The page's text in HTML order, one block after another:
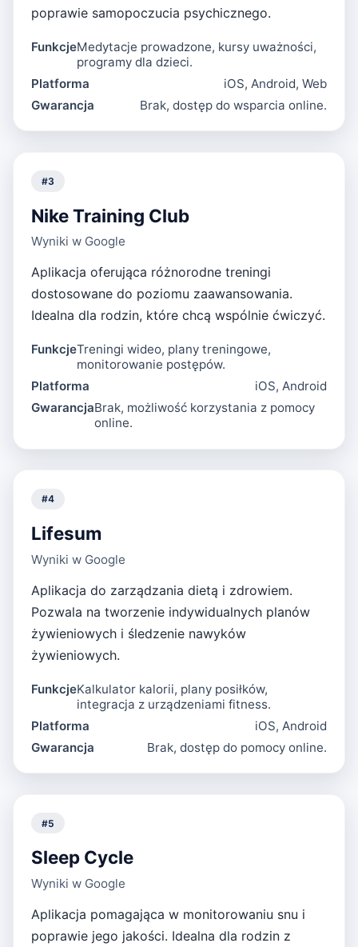
poprawie samopoczucia psychicznego.
FunkcjeMedytacje prowadzone, kursy uważności,
programy dla dzieci.
Platforma
iOS, Android, Web
Gwarancja
Brak, dostęp do wsparcia online.
#3
Nike Training Club
Wyniki w Google
Aplikacja oferująca różnorodne treningi
dostosowane do poziomu zaawansowania.
Idealna dla rodzin, które chcą wspólnie ćwiczyć.
FunkcjeTreningi wideo, plany treningowe,
monitorowanie postępów.
Platforma
iOS, Android
GwarancjaBrak, możliwość korzystania z pomocy
online.
#4
Lifesum
Wyniki w Google
Aplikacja do zarządzania dietą i zdrowiem.
Pozwala na tworzenie indywidualnych planów
żywieniowych i śledzenie nawyków
żywieniowych.
FunkcjeKalkulator kalorii, plany posiłków,
integracja z urządzeniami fitness.
Platforma
iOS, Android
Gwarancja
Brak, dostęp do pomocy online.
#5
Sleep Cycle
Wyniki w Google
Aplikacja pomagająca w monitorowaniu snu i
poprawie jego jakości. Idealna dla rodzin z